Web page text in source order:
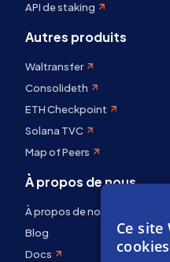
API de staking
Autres produits
Waltransfer
Consolideth
ETH Checkpoint
Solana TVC
Map of Peers
À propos de nous
À propos de nous
Blog
Docs
Ce site
cookies